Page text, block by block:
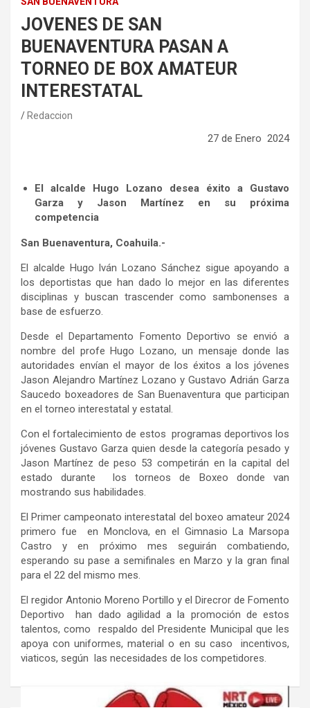
JOVENES DE SAN
BUENAVENTURA PASAN A
TORNEO DE BOX AMATEUR
INTERESTATAL
Redaccion
27 de Enero 2024
El alcalde Hugo Lozano desea éxito a Gustavo
Garza y Jason Martínez en su próxima
competencia
San Buenaventura, Coahuila.-
El alcalde Hugo Iván Lozano Sánchez sigue apoyando a
los deportistas que han dado lo mejor en las diferentes
disciplinas y buscan trascender como sambonenses a
base de esfuerzo.
Desde el Departamento Fomento Deportivo se envió a
nombre del profe Hugo Lozano, un mensaje donde las
autoridades envían el mayor de los éxitos a los jóvenes
Jason Alejandro Martínez Lozano y Gustavo Adrián Garza
Saucedo boxeadores de San Buenaventura que participan
en el torneo interestatal y estatal.
Con el fortalecimiento de estos programas deportivos los
jóvenes Gustavo Garza quien desde la categoría pesado y
Jason Martínez de peso 53 competirán en la capital del
estado durante los torneos de Boxeo donde van
mostrando sus habilidades.
El Primer campeonato interestatal del boxeo amateur 2024
primero fue en Monclova, en el Gimnasio La Marsopa
Castro y en próximo mes seguirán combatiendo,
esperando su pase a semifinales en Marzo y la gran final
para el 22 del mismo mes.
El regidor Antonio Moreno Portillo y el Direcror de Fomento
Deportivo han dado agilidad a la promoción de estos
talentos, como respaldo del Presidente Municipal que les
apoya con uniformes, material o en su caso incentivos,
viaticos, según las necesidades de los competidores.